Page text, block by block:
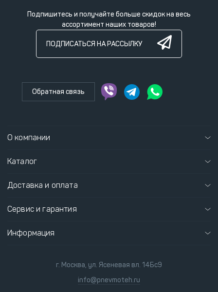
Подпишитесь и получайте больше скидок на весь
ассортимент наших товаров!
ПОДПИСАТЬСЯ НА РАССЫЛКУ
Обратная связь
О компании
Каталог
Доставка и оплата
Сервис и гарантия
Информация
г. Москва, ул. Ясеневая вл. 14Бс9
info@pnevmoteh.ru